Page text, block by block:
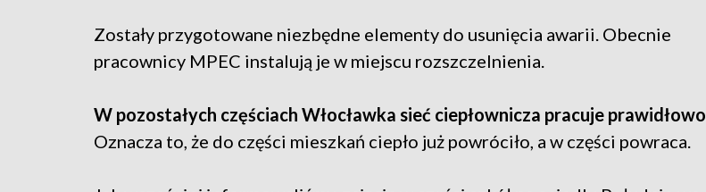
Zostały przygotowane niezbędne elementy do usunięcia awarii. Obecnie
pracownicy MPEC instalują je w miejscu rozszczelnienia.
W pozostałych częściach Włocławka sieć ciepłownicza pracuje prawidłowo
Oznacza to, że do części mieszkań ciepło już powróciło, a w części powraca.